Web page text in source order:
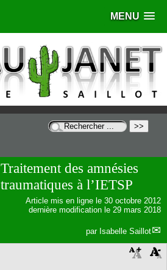
MENU
Traitement des amnésies
traumatiques à l’IETSP
Article mis en ligne le 30 octobre 2012
dernière modification le 29 mars 2018
par Isabelle Saillot